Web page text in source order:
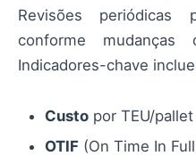
Revisões periódicas
conforme
Indicadores-chave
Custo por TEU/pallet
OTIF (On Time In